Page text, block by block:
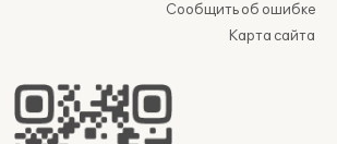
Сообщить об ошибке
Карта сайта